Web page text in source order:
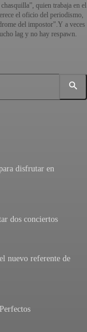
quien trabaja en el
el oficio del periodismo,
del impostor".Y a veces
lag y no hay respawn.
disfrutar en
dos conciertos
nuevo referente de